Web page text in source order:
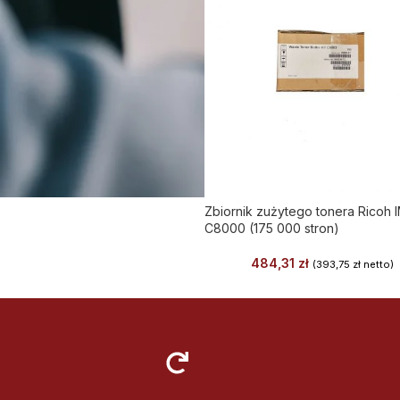
Zbiornik zużytego tonera Ricoh
C8000 (175 000 stron)
484,31 zł (393,75 złnetto)